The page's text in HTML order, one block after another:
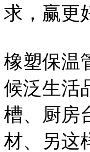
求，赢更
橡塑保温
候泛生活
槽、厨房
材、另这